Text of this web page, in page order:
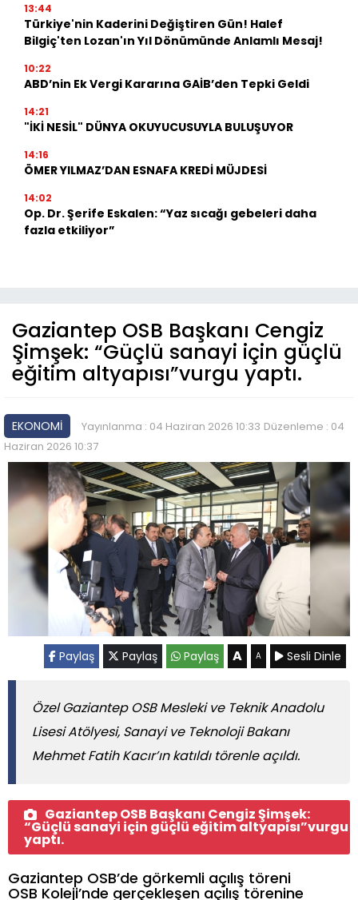
13:44
Türkiye'nin Kaderini Değiştiren Gün! Halef
Bilgiç'ten Lozan'ın Yıl Dönümünde Anlamlı Mesaj!
10:22
ABD’nin Ek Vergi Kararına GAİB’den Tepki Geldi
14:21
"İKİ NESİL" DÜNYA OKUYUCUSUYLA BULUŞUYOR
14:16
ÖMER YILMAZ’DAN ESNAFA KREDİ MÜJDESİ
14:02
Op. Dr. Şerife Eskalen: “Yaz sıcağı gebeleri daha
fazla etkiliyor”
Gaziantep OSB Başkanı Cengiz
Şimşek: “Güçlü sanayi için güçlü
eğitim altyapısı”vurgu yaptı.
EKONOMİ Yayınlanma : 04 Haziran 2026 10:33 Düzenleme : 04
Haziran 2026 10:37
Paylaş Paylaş Paylaş A A Sesli Dinle
Özel Gaziantep OSB Mesleki ve Teknik Anadolu
Lisesi Atölyesi, Sanayi ve Teknoloji Bakanı
Mehmet Fatih Kacır’ın katıldı törenle açıldı.
Gaziantep OSB Başkanı Cengiz Şimşek:
“Güçlü sanayi için güçlü eğitim altyapısı”vurgu
yaptı.
Gaziantep OSB’de görkemli açılış töreni
OSB Koleji’nde gerçekleşen açılış törenine